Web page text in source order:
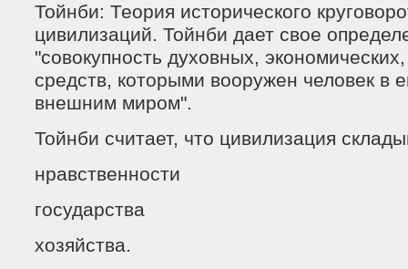
Тойнби: Теория исторического
цивилизаций. Тойнби дает свое
"совокупность духовных,
средств, которыми вооружен человек в
внешним миром".
Тойнби считает, что цивилизация
нравственности
государства
хозяйства.